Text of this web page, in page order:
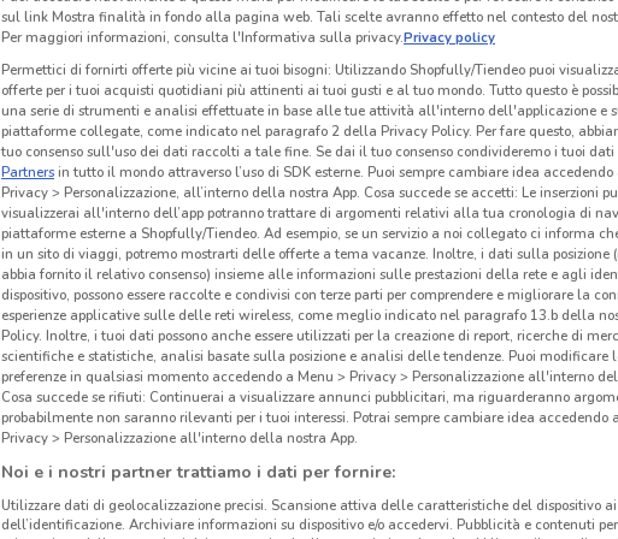
1.9 km
un
le
sul link Mostra finalità in fondo alla pagina web. Tali scelte avranno effetto nel contesto del
Per maggiori informazioni, consulta l'Informativa sulla privacy.Privacy policy
Permettici di fornirti offerte più vicine ai tuoi bisogni: Utilizzando Shopfully/Tiendeo puoi
offerte per i tuoi acquisti quotidiani più attinenti ai tuoi gusti e al tuo mondo. Tutto questo è
una serie di strumenti e analisi effettuate in base alle tue attività all'interno dell'applicazione e
piattaforme collegate, come indicato nel paragrafo 2 della Privacy Policy. Per fare questo,
tuo consenso sull'uso dei dati raccolti a tale fine. Se dai il tuo consenso condivideremo i tuoi dati
Partnersin tutto il mondo attraverso l’uso di SDK esterne. Puoi sempre cambiare idea accedendo
Privacy > Personalizzazione, all’interno della nostra App. Cosa succede se accetti: Le inserzioni
visualizzerai all'interno dell’app potranno trattare di argomenti relativi alla tua cronologia di
piattaforme esterne a Shopfully/Tiendeo. Ad esempio, se un servizio a noi collegato ci informa
in un sito di viaggi, potremo mostrarti delle offerte a tema vacanze. Inoltre, i dati sulla posizione
abbia fornito il relativo consenso) insieme alle informazioni sulle prestazioni della rete e agli
dispositivo, possono essere raccolte e condivisi con terze parti per comprendere e migliorare la
esperienze applicative sulle delle reti wireless, come meglio indicato nel paragrafo 13.b della
Policy. Inoltre, i tuoi dati possono anche essere utilizzati per la creazione di report, ricerche di
scientifiche e statistiche, analisi basate sulla posizione e analisi delle tendenze. Puoi modificare
preferenze in qualsiasi momento accedendo a Menu > Privacy > Personalizzazione all'interno
Cosa succede se rifiuti: Continuerai a visualizzare annunci pubblicitari, ma riguarderanno
probabilmente non saranno rilevanti per i tuoi interessi. Potrai sempre cambiare idea accedendo
Privacy > Personalizzazione all'interno della nostra App.
Noi e i nostri partner trattiamo i dati per fornire:
Utilizzare dati di geolocalizzazione precisi. Scansione attiva delle caratteristiche del dispositivo
dell’identificazione. Archiviare informazioni su dispositivo e/o accedervi. Pubblicità e contenuti